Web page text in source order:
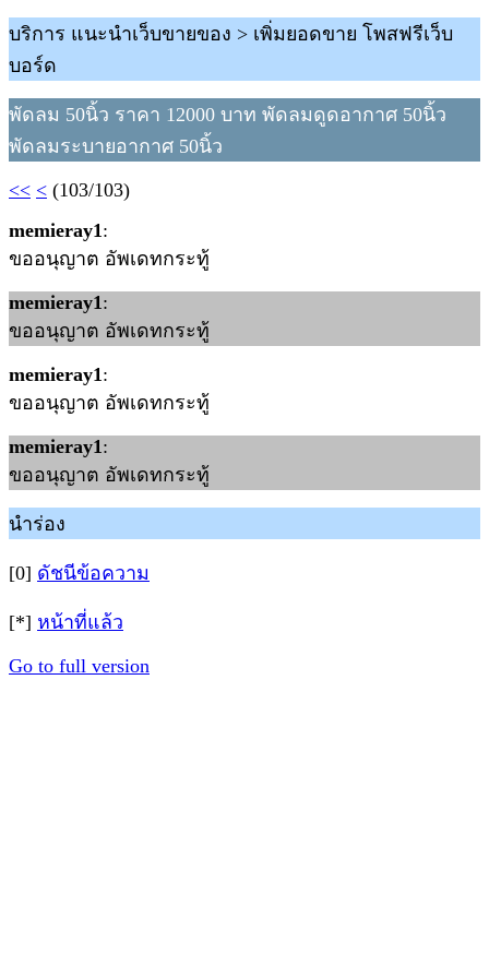
บริการ แนะนำเว็บขายของ > เพิ่มยอดขาย โพสฟรีเว็บ
บอร์ด
พัดลม 50นิ้ว ราคา 12000 บาท พัดลมดูดอากาศ 50นิ้ว
พัดลมระบายอากาศ 50นิ้ว
<< < (103/103)
memieray1:
ขออนุญาต อัพเดทกระทู้
memieray1:
ขออนุญาต อัพเดทกระทู้
memieray1:
ขออนุญาต อัพเดทกระทู้
memieray1:
ขออนุญาต อัพเดทกระทู้
นำร่อง
[0] ดัชนีข้อความ
[*] หน้าที่แล้ว
Go to full version